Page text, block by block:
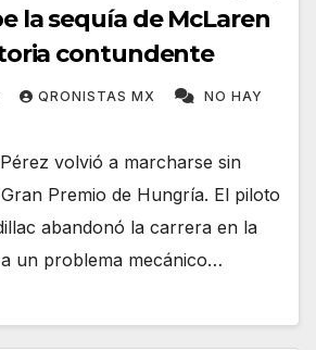
la sequía de McLaren
contundente
QRONISTAS MX NO HAY
volvió a marcharse sin
Premio de Hungría. El piloto
abandonó la carrera en la
un problema mecánico…